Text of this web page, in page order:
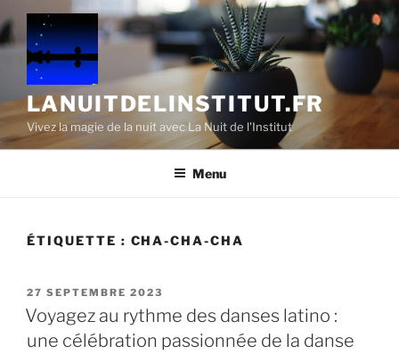
Aller
au
contenu
principal
LANUITDELINSTITUT.FR
Vivez la magie de la nuit avec La Nuit de l'Institut
Menu
ÉTIQUETTE : CHA-CHA-CHA
PUBLIÉ
LE
27 SEPTEMBRE 2023
Voyagez au rythme des danses latino :
une célébration passionnée de la danse